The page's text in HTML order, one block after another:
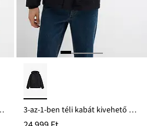
részletekkel 3-az-1-ben téli kabát kivehető belső polár kabáttal